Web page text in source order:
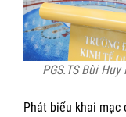
PGS.TS Bùi
Phát biểu khai mạc